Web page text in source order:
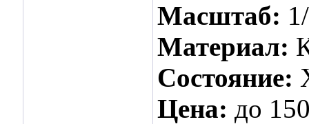
Масштаб:
Материал:
Состояние:
Цена: до